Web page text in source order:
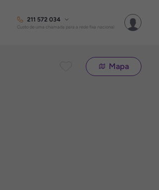
211 572 034
Custo de uma chamada para a rede fixa nacional
Mapa